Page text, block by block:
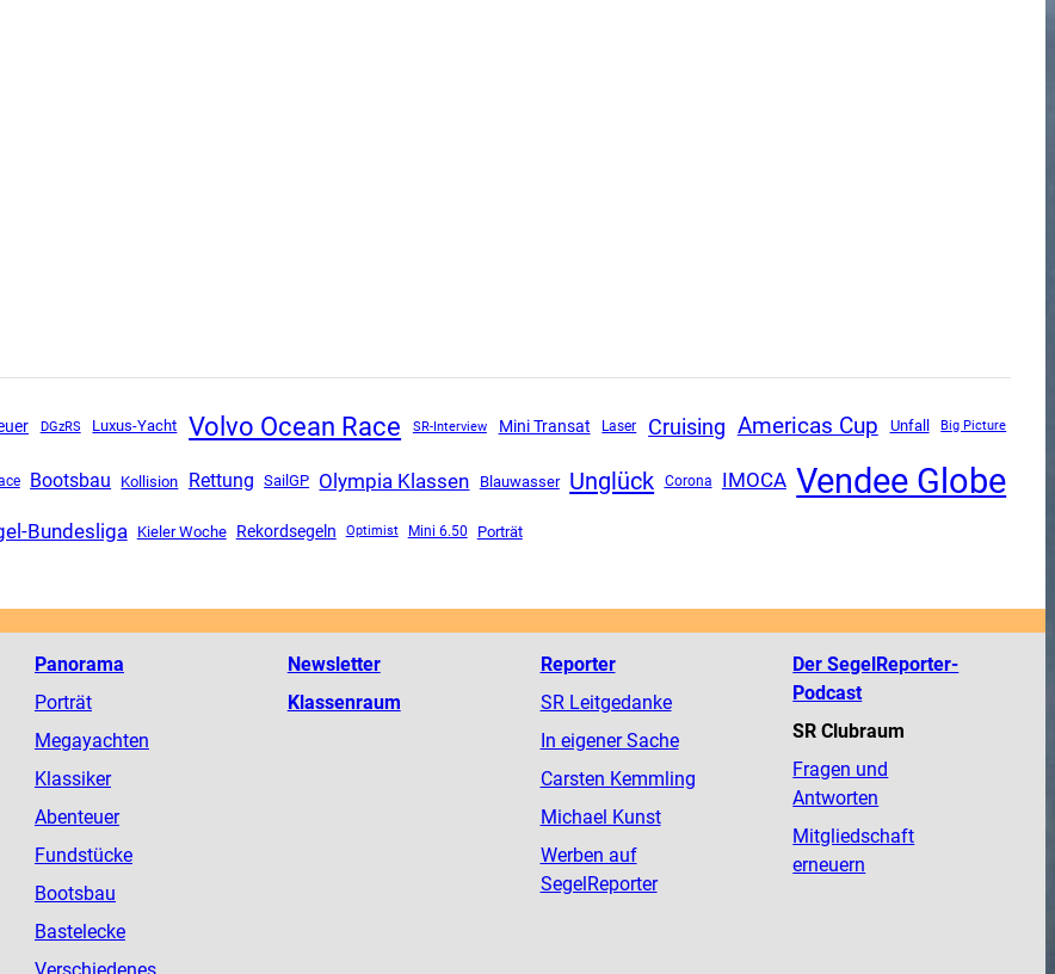
DGzRS Luxus-Yacht Volvo Ocean Race SR-Interview Mini Transat Laser Cruising Americas Cup Unfall Big Picture
Bootsbau Kollision Rettung SailGP Olympia Klassen Blauwasser Unglück Corona IMOCA Vendee Globe
Bundesliga Kieler Woche Rekordsegeln Optimist Mini 6.50 Porträt
Panorama
Porträt
Megayachten
Klassiker
Abenteuer
Fundstücke
Bootsbau
Bastelecke
Newsletter
Klassenraum
Reporter
SR Leitgedanke
In eigener Sache
Carsten Kemmling
Michael Kunst
Werben auf
SegelReporter
Der SegelReporter-
Podcast
SR Clubraum
Fragen und
Antworten
Mitgliedschaft
erneuern